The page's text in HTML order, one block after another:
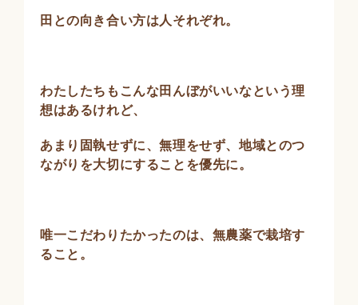
田との向き合い方は人それぞれ。
わたしたちもこんな田んぼがいいなという理
想はあるけれど、
あまり固執せずに、無理をせず、地域とのつ
ながりを大切にすることを優先に。
唯一こだわりたかったのは、無農薬で栽培す
ること。